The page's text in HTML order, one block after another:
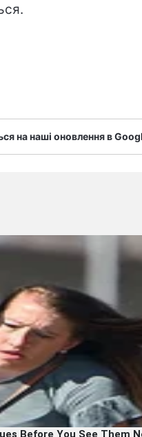
на наші оновлення в